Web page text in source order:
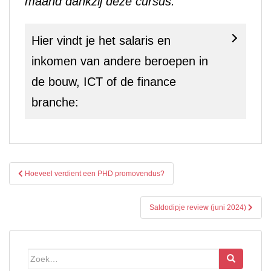
Hier vindt je het salaris en
inkomen van andere beroepen in
de bouw, ICT of de finance
branche:
Bericht
navigatie
Hoeveel verdient een PHD promovendus?
Saldodipje review (juni 2024)
Zoek